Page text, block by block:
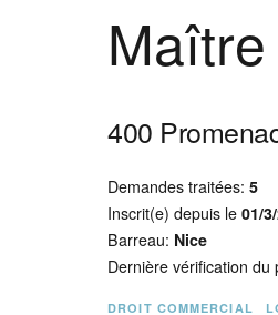
400
Demandes traitées:5
Inscrit(e) depuis le01/
Barreau: Nice
Dernière vérification
DROIT COMMERCIAL